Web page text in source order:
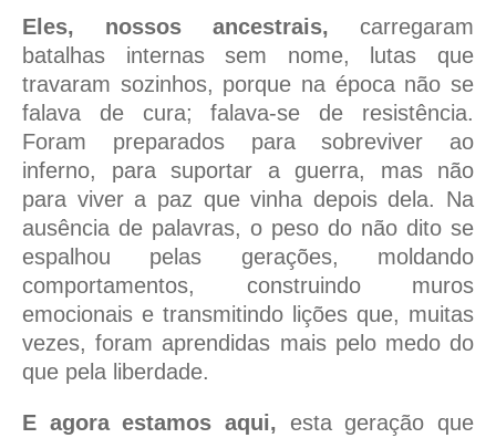
Eles, nossos ancestrais, carregaram
batalhas internas sem nome, lutas que
travaram sozinhos, porque na época não se
falava de cura; falava-se de resistência.
Foram preparados para sobreviver ao
inferno, para suportar a guerra, mas não
para viver a paz que vinha depois dela. Na
ausência de palavras, o peso do não dito se
espalhou pelas gerações, moldando
comportamentos, construindo muros
emocionais e transmitindo lições que, muitas
vezes, foram aprendidas mais pelo medo do
que pela liberdade.
E agora estamos aqui, esta geração que